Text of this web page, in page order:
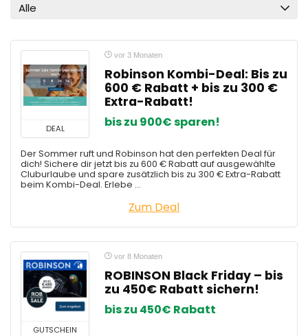
Alle
DEAL
vor 3 Monaten
Robinson Kombi-Deal: Bis zu
600 € Rabatt + bis zu 300 €
Extra-Rabatt!
bis zu 900€ sparen!
Der Sommer ruft und Robinson hat den perfekten Deal für
dich! Sichere dir jetzt bis zu 600 € Rabatt auf ausgewählte
Cluburlaube und spare zusätzlich bis zu 300 € Extra-Rabatt
beim Kombi-Deal. Erlebe ...
Zum Deal
GUTSCHEIN
vor 8 Monaten
ROBINSON Black Friday – bis
zu 450€ Rabatt sichern!
bis zu 450€ Rabatt